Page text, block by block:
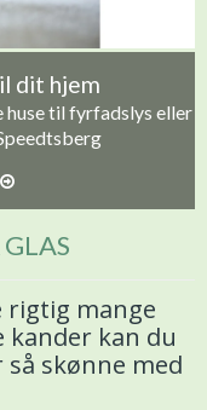
dit hjem
huse til fyrfadslys eller
rigtig mange
kander kan du
så skønne med